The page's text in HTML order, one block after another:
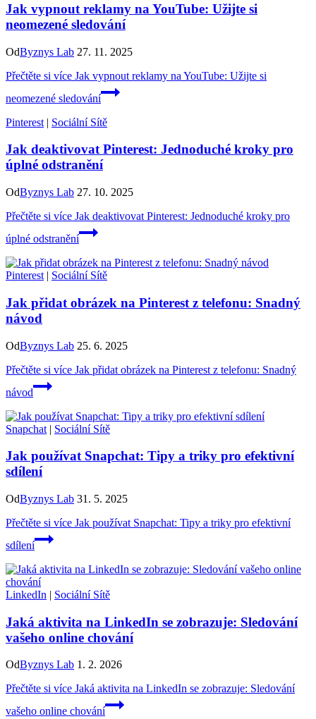
Jak vypnout reklamy na YouTube: Užijte si
neomezené sledování
OdByznys Lab 27. 11. 2025
Přečtěte si více Jak vypnout reklamy na YouTube: Užijte si
neomezené sledování
Pinterest | Sociální Sítě
Jak deaktivovat Pinterest: Jednoduché kroky pro
úplné odstranění
OdByznys Lab 27. 10. 2025
Přečtěte si více Jak deaktivovat Pinterest: Jednoduché kroky pro
úplné odstranění
Pinterest | Sociální Sítě
Jak přidat obrázek na Pinterest z telefonu: Snadný
návod
OdByznys Lab 25. 6. 2025
Přečtěte si více Jak přidat obrázek na Pinterest z telefonu: Snadný
návod
Snapchat | Sociální Sítě
Jak používat Snapchat: Tipy a triky pro efektivní
sdílení
OdByznys Lab 31. 5. 2025
Přečtěte si více Jak používat Snapchat: Tipy a triky pro efektivní
sdílení
LinkedIn | Sociální Sítě
Jaká aktivita na LinkedIn se zobrazuje: Sledování
vašeho online chování
OdByznys Lab 1. 2. 2026
Přečtěte si více Jaká aktivita na LinkedIn se zobrazuje: Sledování
vašeho online chování